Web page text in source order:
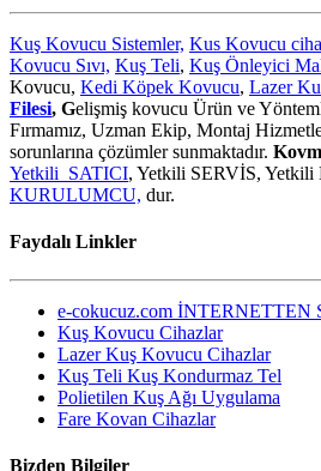
Kuş Kovucu Sistemler, Kus Kovucu
Kovucu Sıvı, Kuş Teli, Kuş Önleyici
Kovucu, Kedi Köpek Kovucu, Lazer
Filesi, Gelişmiş kovucu Ürün ve
Fırmamız, Uzman Ekip, Montaj
sorunlarına çözümler sunmaktadır.
Yetkili SATICI, Yetkili SERVİS, Yetkili
KURULUMCU, dur.
Faydalı Linkler
e-cokucuz.com İNTERNETTEN
Kuş Kovucu Cihazlar
Lazer Kuş Kovucu Cihazlar
Kuş Teli Kuş Kondurmaz Tel
Polietilen Kuş Ağı Uygulama
Fare Kovan Cihazlar
Bizden Bilgiler